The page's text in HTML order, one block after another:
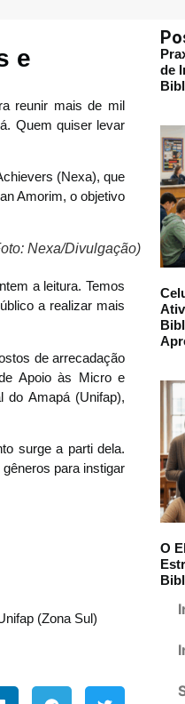
e
reunir mais de mil
Quem quiser levar
(Nexa), que
Amorim, o objetivo
Nexa/Divulgação)
a leitura. Temos
a realizar mais
de arrecadação
Apoio às Micro e
do Amapá (Unifap),
surge a parti dela.
para instigar
(Zona Sul)
de
O